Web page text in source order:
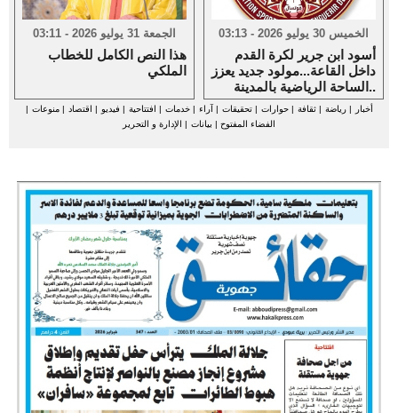
الجمعة 31 يوليو 2026 - 03:11
هذا النص الكامل للخطاب
الملكي
الخميس 30 يوليو 2026 - 03:13
أسود ابن جرير لكرة القدم
داخل القاعة...مولود جديد يعزز
الساحة الرياضية بالمدينة..
أخبار |رياضة |ثقافة |حوارات |تحقيقات | آراء |خدمات | افتتاحية | فيديو | اقتصاد |منوعات |
الفضاء المفتوح | بيانات | الإدارة و التحرير